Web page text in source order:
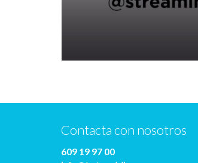
Contacta con nosotros
609 19 97 00